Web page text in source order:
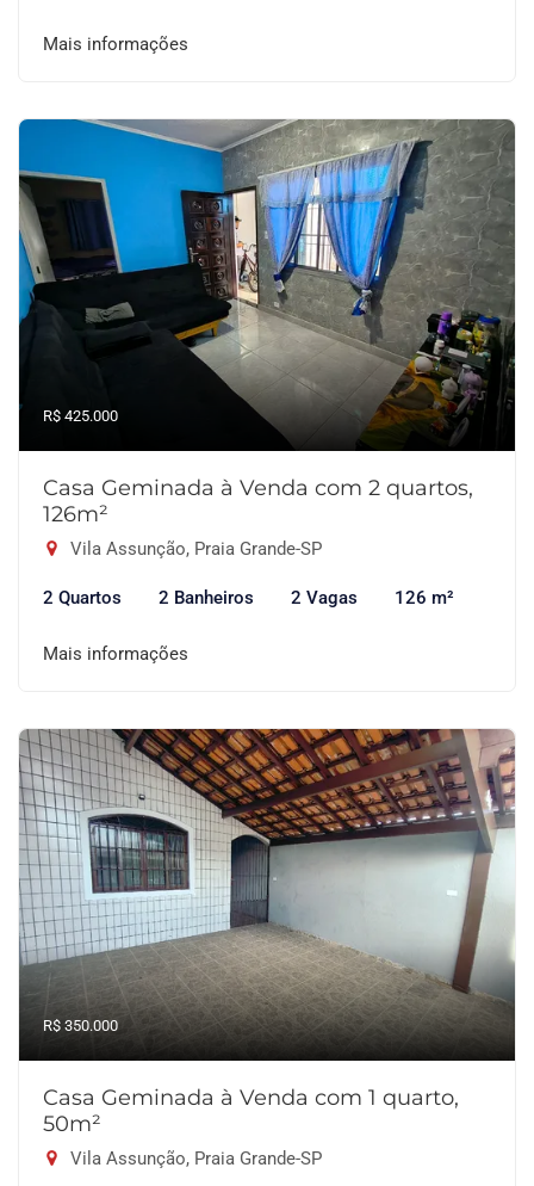
Mais informações
R$ 425.000
Casa Geminada à Venda com 2 quartos,
126m²
Vila Assunção, Praia Grande-SP
2 Quartos 2 Banheiros 2 Vagas 126 m²
Mais informações
R$ 350.000
Casa Geminada à Venda com 1 quarto,
50m²
Vila Assunção, Praia Grande-SP